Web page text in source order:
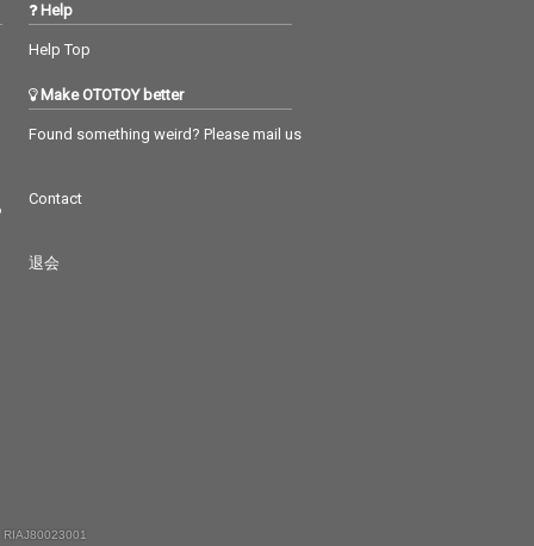
Help
Help Top
Make OTOTOY better
Found something weird? Please mail us
Contact
退会